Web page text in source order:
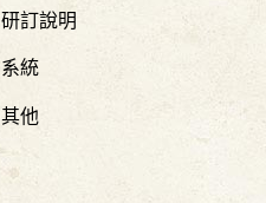
研訂說明
系統
其他